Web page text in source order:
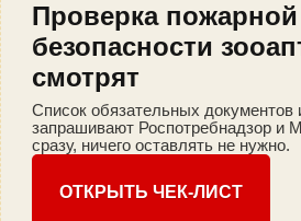
Проверка пожарной
безопасности
смотрят
Список обязательных документов
запрашивают Роспотребнадзор и
сразу, ничего оставлять не нужно.
ОТКРЫТЬ ЧЕК-ЛИСТ